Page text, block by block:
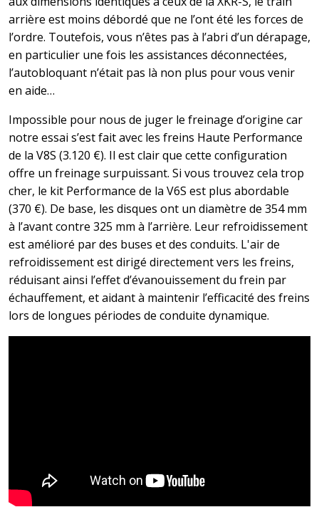
arrière est moins débordé que ne l’ont été les forces de
l’ordre. Toutefois, vous n’êtes pas à l’abri d’un dérapage,
en particulier une fois les assistances déconnectées,
l’autobloquant n’était pas là non plus pour vous venir
en aide…
Impossible pour nous de juger le freinage d’origine car
notre essai s’est fait avec les freins Haute Performance
de la V8S (3.120 €). Il est clair que cette configuration
offre un freinage surpuissant. Si vous trouvez cela trop
cher, le kit Performance de la V6S est plus abordable
(370 €). De base, les disques ont un diamètre de 354 mm
à l’avant contre 325 mm à l’arrière. Leur refroidissement
est amélioré par des buses et des conduits. L'air de
refroidissement est dirigé directement vers les freins,
réduisant ainsi l’effet d’évanouissement du frein par
échauffement, et aidant à maintenir l’efficacité des freins
lors de longues périodes de conduite dynamique.